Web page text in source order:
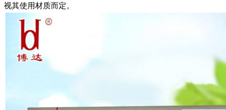
视其使用材质而定。